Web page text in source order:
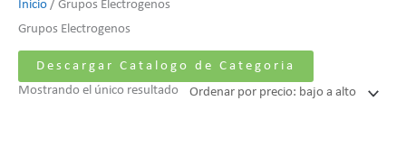
Inicio / Grupos Electrogenos
Grupos Electrogenos
Descargar Catalogo de Categoria
Mostrando el único resultado